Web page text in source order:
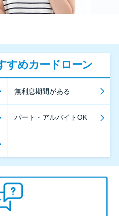
すめカードローン
無利息期間がある
パート・アルバイトOK